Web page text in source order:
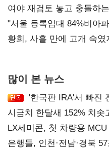
'안갯속'
여야 재검토 놓고 충돌하
오차 당연"
"서울 등록임대 84%비아
달리해야"
황희, 사흘 만에 고개 숙
많이 본 뉴스
'한국판 IRA'서 빠진
시금치 한달새 152% 치솟
LX세미콘, 첫 차량용
공급
은행들, 인천·전남·경북